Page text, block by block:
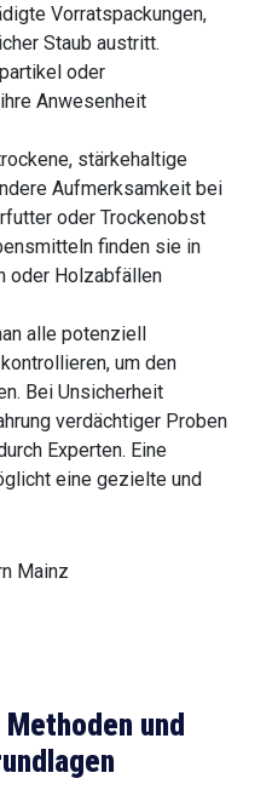
Vorratspackungen,
Staub austritt.
oder
Anwesenheit
stärkehaltige
Aufmerksamkeit bei
oder Trockenobst
finden sie in
oder Holzabfällen
alle potenziell
um den
Bei Unsicherheit
verdächtiger Proben
Experten. Eine
eine gezielte und
und